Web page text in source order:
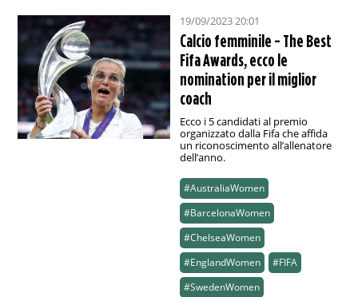
19/09/2023 20:01
Calcio femminile - The Best
Fifa Awards, ecco le
nomination per il miglior
coach
Ecco i 5 candidati al premio
organizzato dalla Fifa che affida
un riconoscimento all’allenatore
dell’anno.
#AustraliaWomen
#BarcelonaWomen
#ChelseaWomen
#EnglandWomen
#FIFA
#SwedenWomen